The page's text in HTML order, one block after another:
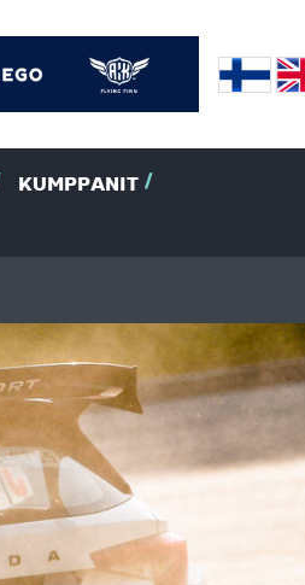
KUMPPANIT